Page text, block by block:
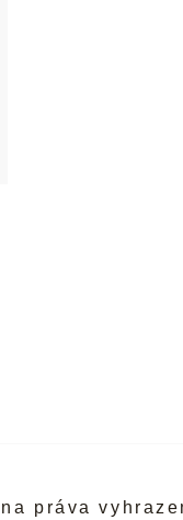
práva